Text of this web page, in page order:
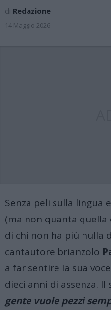
di Redazione
14 Maggio 2026
Senza peli sulla lingua
(ma non quanta quella
di chi non ha più nulla
cantautore brianzolo
a far sentire la sua
dieci anni di assenza. Il
gente vuole pezzi